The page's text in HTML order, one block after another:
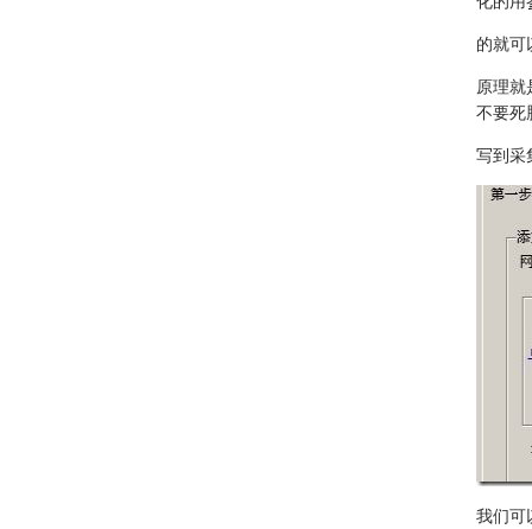
的就可
原理
不要死
写到采
我们可